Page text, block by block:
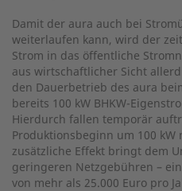
Damit der aura auch bei
weiterlaufen kann, wird der
Strom in das öffentliche
aus wirtschaftlicher Sicht
den Dauerbetrieb des aura
bereits 100 kW BHKW-
Hierdurch fallen temporär
Produktionsbeginn um 100
zusätzliche Effekt bringt dem
geringeren Netzgebühren –
von mehr als 25.000 Euro pro